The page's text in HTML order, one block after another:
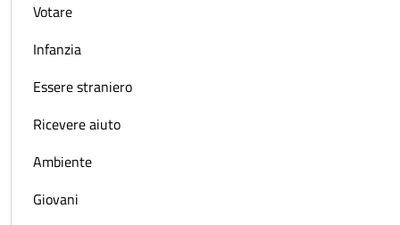
Votare
Infanzia
Essere straniero
Ricevere aiuto
Ambiente
Giovani